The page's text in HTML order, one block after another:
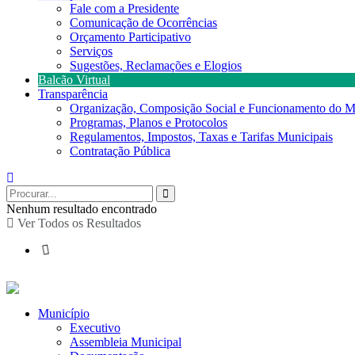
Fale com a Presidente
Comunicação de Ocorrências
Orçamento Participativo
Serviços
Sugestões, Reclamações e Elogios
Balcão Virtual
Transparência
Organização, Composição Social e Funcionamento do
Programas, Planos e Protocolos
Regulamentos, Impostos, Taxas e Tarifas Municipais
Contratação Pública
Nenhum resultado encontrado
Ver Todos os Resultados
Município
Executivo
Assembleia Municipal